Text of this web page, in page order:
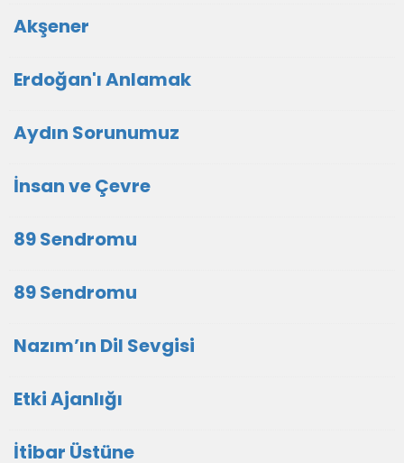
Akşener
Erdoğan'ı Anlamak
Aydın Sorunumuz
İnsan ve Çevre
89 Sendromu
89 Sendromu
Nazım’ın Dil Sevgisi
Etki Ajanlığı
İtibar Üstüne